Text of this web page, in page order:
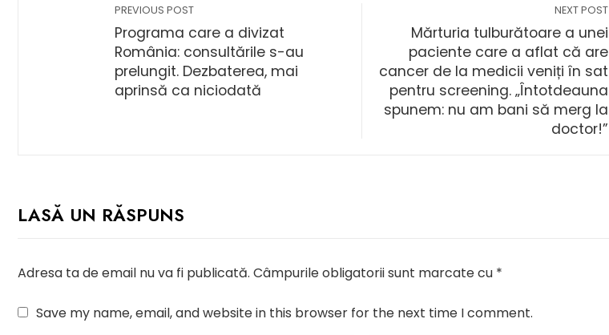
PREVIOUS POST
Programa care a divizat
România: consultările s-au
prelungit. Dezbaterea, mai
aprinsă ca niciodată
NEXT POST
Mărturia tulburătoare a unei
paciente care a aflat că are
cancer de la medicii veniți în sat
pentru screening. „Întotdeauna
spunem: nu am bani să merg la
doctor!”
LASĂ UN RĂSPUNS
Adresa ta de email nu va fi publicată. Câmpurile obligatorii sunt marcate cu *
Save my name, email, and website in this browser for the next time I comment.